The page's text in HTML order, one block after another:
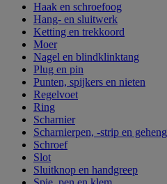
Haak en schroefoog
Hang- en sluitwerk
Ketting en trekkoord
Moer
Nagel en blindklinktang
Plug en pin
Punten, spijkers en nieten
Regelvoet
Ring
Scharnier
Scharnierpen, -strip en geheng
Schroef
Slot
Sluitknop en handgreep